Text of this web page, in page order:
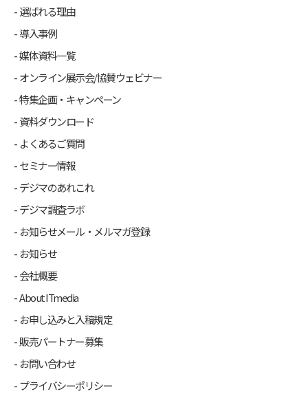
選ばれる理由
導入事例
媒体資料一覧
オンライン展示会/協賛ウェビナー
特集企画・キャンペーン
資料ダウンロード
よくあるご質問
セミナー情報
デジマのあれこれ
デジマ調査ラボ
お知らせメール・メルマガ登録
お知らせ
会社概要
About ITmedia
お申し込みと入稿規定
販売パートナー募集
お問い合わせ
プライバシーポリシー